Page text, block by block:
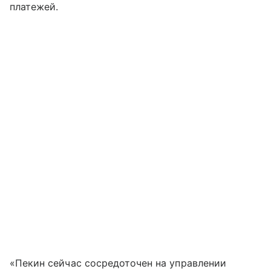
платежей.
«Пекин сейчас сосредоточен на управлении